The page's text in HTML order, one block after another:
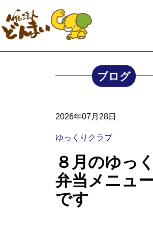
ブログ
2026年07月28日
ゆっくりクラブ
８月のゆっ
弁当メニュ
です